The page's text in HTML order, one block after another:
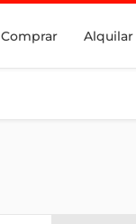
Comprar Alquilar